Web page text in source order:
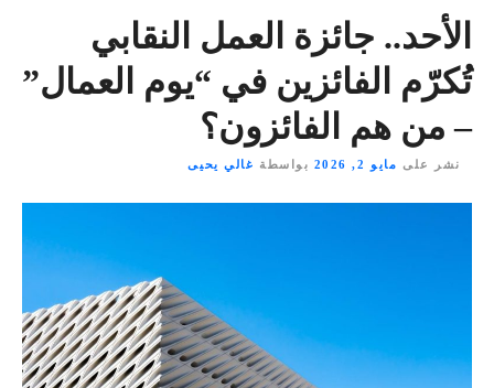
الأحد.. جائزة العمل النقابي
تُكرّم الفائزين في “يوم العمال”
– من هم الفائزون؟
نشر على مايو 2, 2026 بواسطة غالي يحيى